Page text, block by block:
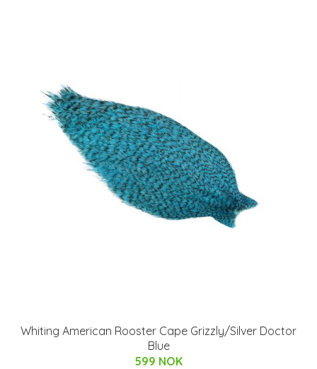
Whiting American Rooster Cape Grizzly/Silver Doctor
Blue
599 NOK